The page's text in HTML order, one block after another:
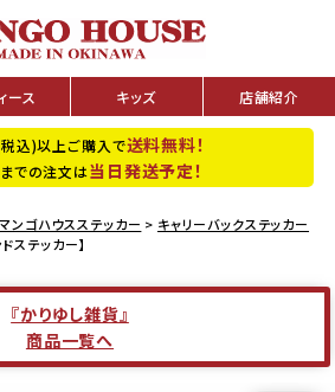
ース キッズ 店舗紹介
込)以上ご購入で送料無料！
での注文は当日発送予定！
マンゴハウスステッカー
キャリーバックステッカー
ステッカー】
『かりゆし雑貨』
商品一覧へ